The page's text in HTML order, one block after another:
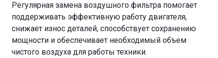
Регулярная замена воздушного фильтра помогает
поддерживать эффективную работу двигателя,
снижает износ деталей, способствует сохранению
мощности и обеспечивает необходимый объем
чистого воздуха для работы техники.